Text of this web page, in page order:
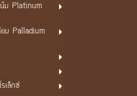
ม Platinum
ม Palladium
เล็กซ์